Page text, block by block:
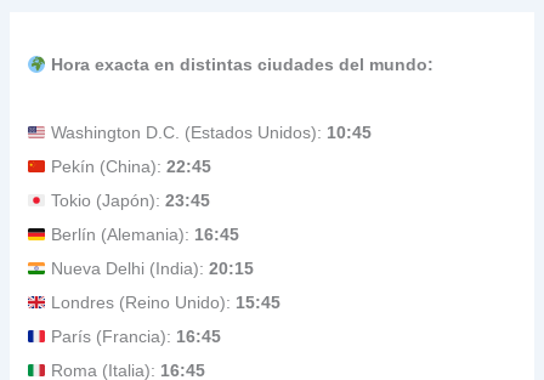
Hora exacta en distintas ciudades del mundo:
Washington D.C. (Estados Unidos): 10:45
Pekín (China):22:45
Tokio (Japón):23:45
Berlín (Alemania): 16:45
Nueva Delhi (India):20:15
Londres (Reino Unido): 15:45
París (Francia): 16:45
Roma (Italia): 16:45